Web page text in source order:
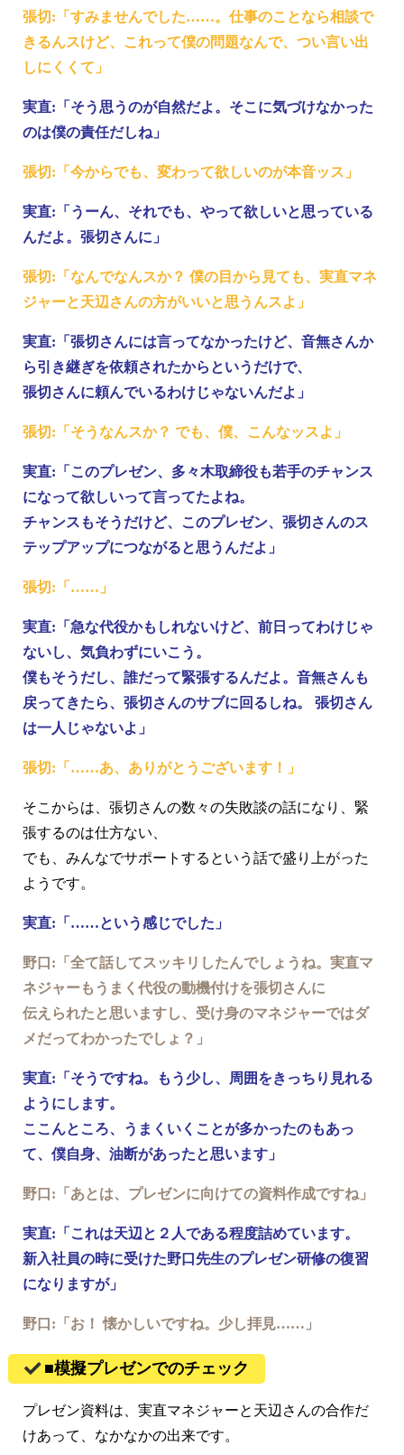
張切:「すみませんでした……。仕事のことなら相談で
きるんスけど、これって僕の問題なんで、つい言い出
しにくくて」
実直:「そう思うのが自然だよ。そこに気づけなかった
のは僕の責任だしね」
張切:「今からでも、変わって欲しいのが本音ッス」
実直:「うーん、それでも、やって欲しいと思っている
んだよ。張切さんに」
張切:「なんでなんスか？ 僕の目から見ても、実直マネ
ジャーと天辺さんの方がいいと思うんスよ」
実直:「張切さんには言ってなかったけど、音無さんか
ら引き継ぎを依頼されたからというだけで、
張切さんに頼んでいるわけじゃないんだよ」
張切:「そうなんスか？ でも、僕、こんなッスよ」
実直:「このプレゼン、多々木取締役も若手のチャンス
になって欲しいって言ってたよね。
チャンスもそうだけど、このプレゼン、張切さんのス
テップアップにつながると思うんだよ」
張切:「……」
実直:「急な代役かもしれないけど、前日ってわけじゃ
ないし、気負わずにいこう。
僕もそうだし、誰だって緊張するんだよ。音無さんも
戻ってきたら、張切さんのサブに回るしね。 張切さん
は一人じゃないよ」
張切:「……あ、ありがとうございます！」
そこからは、張切さんの数々の失敗談の話になり、緊
張するのは仕方ない、
でも、みんなでサポートするという話で盛り上がった
ようです。
実直:「……という感じでした」
野口:「全て話してスッキリしたんでしょうね。実直マ
ネジャーもうまく代役の動機付けを張切さんに
伝えられたと思いますし、受け身のマネジャーではダ
メだってわかったでしょ？」
実直:「そうですね。もう少し、周囲をきっちり見れる
ようにします。
ここんところ、うまくいくことが多かったのもあっ
て、僕自身、油断があったと思います」
野口:「あとは、プレゼンに向けての資料作成ですね」
実直:「これは天辺と２人である程度詰めています。
新入社員の時に受けた野口先生のプレゼン研修の復習
になりますが」
野口:「お！ 懐かしいですね。少し拝見……」
■模擬プレゼンでのチェック
プレゼン資料は、実直マネジャーと天辺さんの合作だ
けあって、なかなかの出来です。